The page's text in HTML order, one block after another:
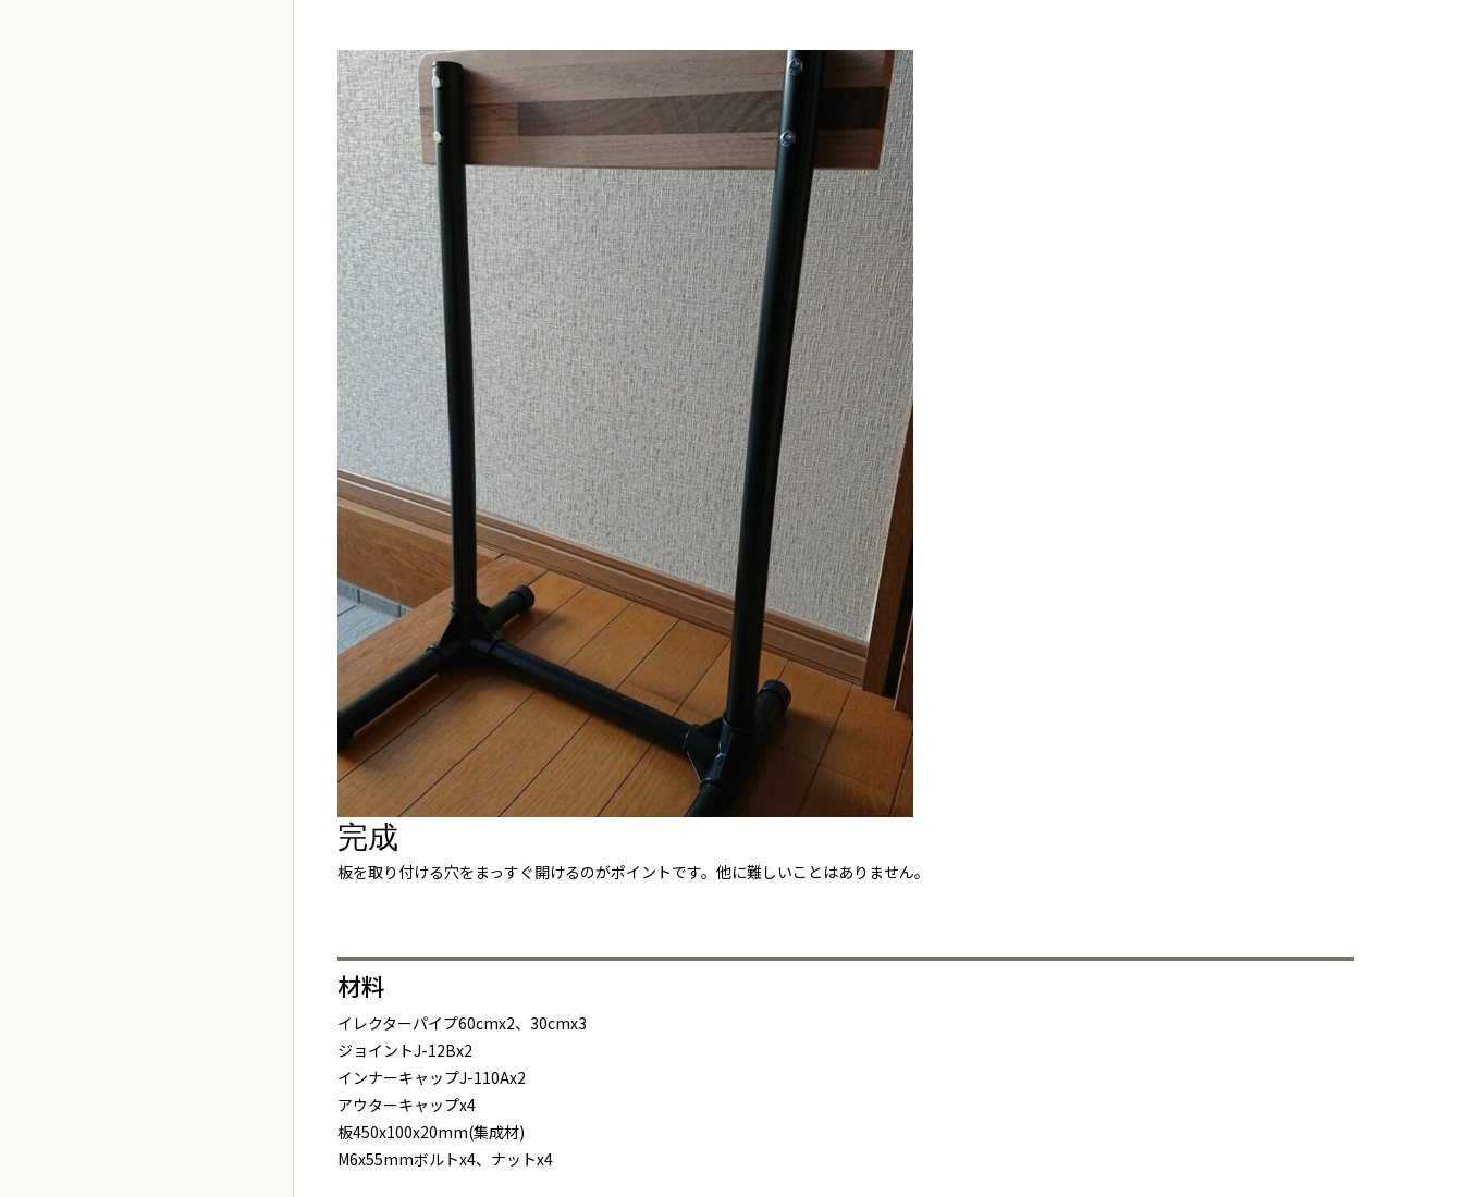
完成
板を取り付ける穴をまっすぐ開けるのがポイントです。他に難しいことはありません。
材料
イレクターパイプ60cmx2、30cmx3
ジョイントJ-12Bx2
インナーキャップJ-110Ax2
アウターキャップx4
板450x100x20mm(集成材)
M6x55mmボルトx4、ナットx4